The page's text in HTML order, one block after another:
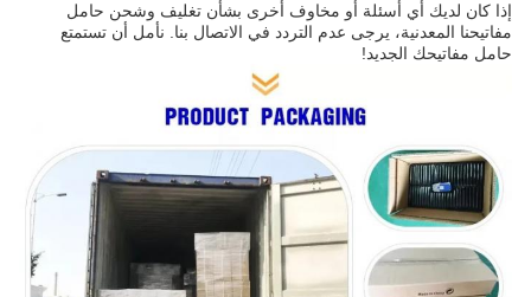
إذا كان لديك أي أسئلة أو مخاوف أخرى بشأن تغليف وشحن حامل
مفاتيحنا المعدنية، يرجى عدم التردد في الاتصال بنا. نأمل أن تستمتع
حامل مفاتيحك الجديد!